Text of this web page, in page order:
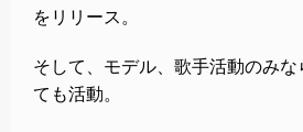
をリリース。
そして、モデル、歌手活動のみ
ても活動。